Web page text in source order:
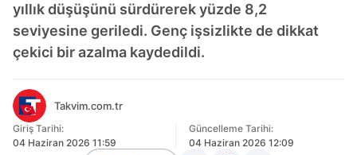
yıllık düşüşünü sürdürerek yüzde 8,2
seviyesine geriledi. Genç işsizlikte de dikkat
çekici bir azalma kaydedildi.
Takvim.com.tr
Giriş Tarihi:
04 Haziran 2026 11:59
Güncelleme Tarihi:
04 Haziran 2026 12:09